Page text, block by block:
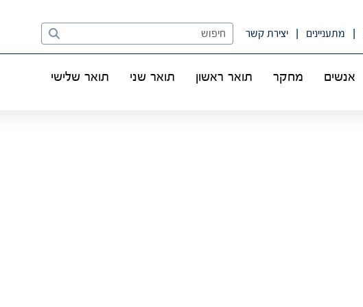
מתעניינים יצירת קשר Search
אנשים מחקר תואר ראשון תואר שני תואר שלישי